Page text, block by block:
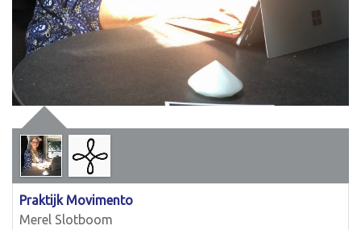
Praktijk Movimento
Merel Slotboom